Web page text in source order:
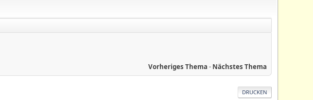
Vorheriges Thema - Nächstes Thema
DRUCKEN